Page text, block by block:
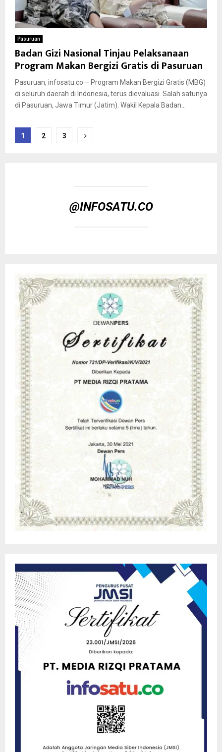
Pasuruan
Badan Gizi Nasional Tinjau Pelaksanaan
Program Makan Bergizi Gratis di Pasuruan
Pasuruan, infosatu.co – Program Makan Bergizi Gratis (MBG)
di seluruh daerah di Indonesia, terus dievaluasi. Salah satunya
di Pasuruan, Jawa Timur (Jatim). Wakil Kepala Badan...
Posts
1 2 3
@INFOSATU.CO